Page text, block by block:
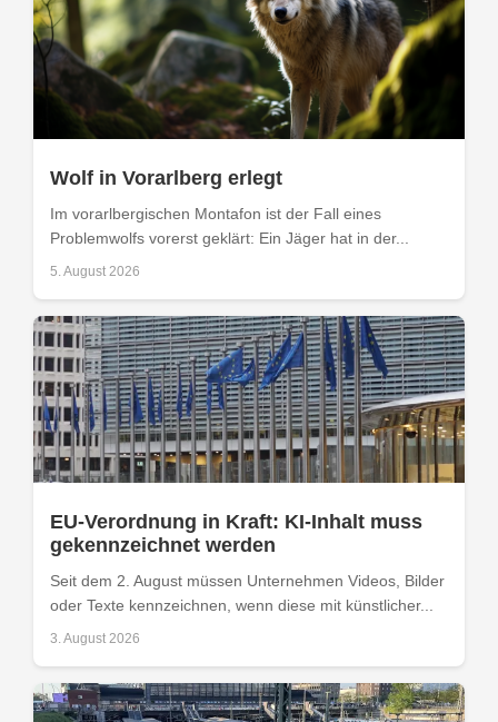
Wolf in Vorarlberg erlegt
Im vorarlbergischen Montafon ist der Fall eines
Problemwolfs vorerst geklärt: Ein Jäger hat in der...
5. August 2026
EU-Verordnung in Kraft: KI-Inhalt muss
gekennzeichnet werden
Seit dem 2. August müssen Unternehmen Videos, Bilder
oder Texte kennzeichnen, wenn diese mit künstlicher...
3. August 2026